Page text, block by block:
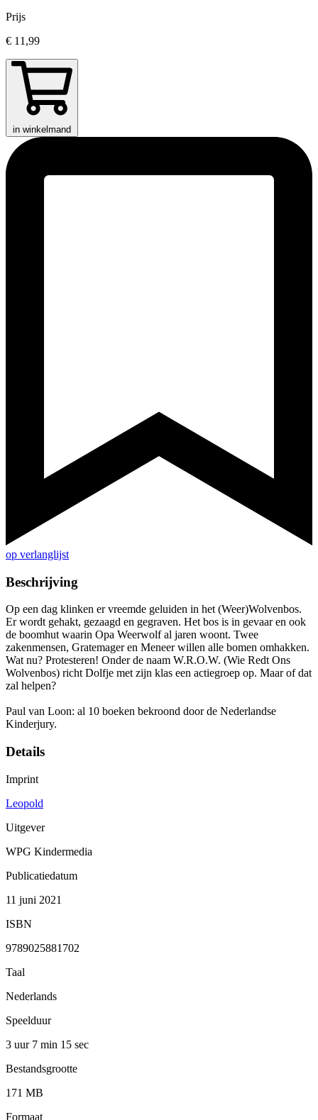
Prijs
€ 11,99
in winkelmand
op verlanglijst
Beschrijving
Op een dag klinken er vreemde geluiden in het (Weer)Wolvenbos.
Er wordt gehakt, gezaagd en gegraven. Het bos is in gevaar en ook
de boomhut waarin Opa Weerwolf al jaren woont. Twee
zakenmensen, Gratemager en Meneer willen alle bomen omhakken.
Wat nu? Protesteren! Onder de naam W.R.O.W. (Wie Redt Ons
Wolvenbos) richt Dolfje met zijn klas een actiegroep op. Maar of dat
zal helpen?
Paul van Loon: al 10 boeken bekroond door de Nederlandse
Kinderjury.
Details
Imprint
Leopold
Uitgever
WPG Kindermedia
Publicatiedatum
11 juni 2021
ISBN
9789025881702
Taal
Nederlands
Speelduur
3 uur 7 min 15 sec
Bestandsgrootte
171 MB
Formaat